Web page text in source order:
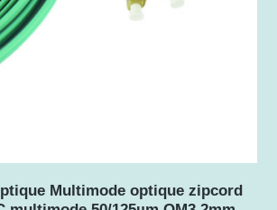
Multimode optique zipcord